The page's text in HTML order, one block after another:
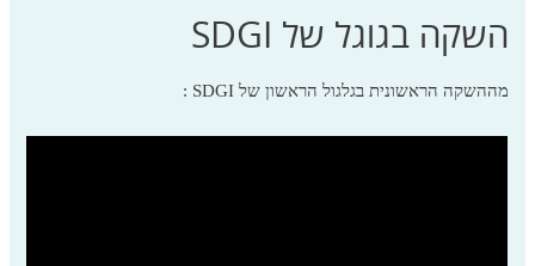
השקה בגוגל של SDGI
מההשקה הראשונית בגלגול הראשון של SDGI :